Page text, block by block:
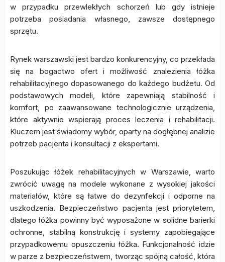
w przypadku przewlekłych schorzeń lub gdy istnieje
potrzeba posiadania własnego, zawsze dostępnego
sprzętu.
Rynek warszawski jest bardzo konkurencyjny, co przekłada
się na bogactwo ofert i możliwość znalezienia łóżka
rehabilitacyjnego dopasowanego do każdego budżetu. Od
podstawowych modeli, które zapewniają stabilność i
komfort, po zaawansowane technologicznie urządzenia,
które aktywnie wspierają proces leczenia i rehabilitacji.
Kluczem jest świadomy wybór, oparty na dogłębnej analizie
potrzeb pacjenta i konsultacji z ekspertami.
Poszukując łóżek rehabilitacyjnych w Warszawie, warto
zwrócić uwagę na modele wykonane z wysokiej jakości
materiałów, które są łatwe do dezynfekcji i odporne na
uszkodzenia. Bezpieczeństwo pacjenta jest priorytetem,
dlatego łóżka powinny być wyposażone w solidne barierki
ochronne, stabilną konstrukcję i systemy zapobiegające
przypadkowemu opuszczeniu łóżka. Funkcjonalność idzie
w parze z bezpieczeństwem, tworząc spójną całość, która